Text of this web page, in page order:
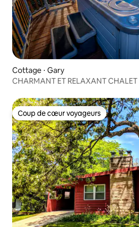
Cottage ⋅ Gary
CHARMANT ET RELAXANT CHALET
Coup de cœur voyageurs
Coup de cœur voyageurs